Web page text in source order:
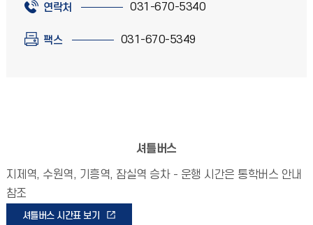
연락처 031-670-5340
팩스 031-670-5349
셔틀버스
지제역, 수원역, 기흥역, 잠실역 승차 - 운행 시간은 통학버스 안내
참조
셔틀버스 시간표 보기